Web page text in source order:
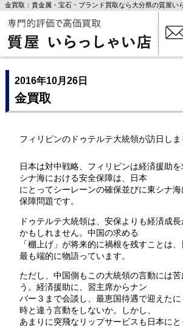
金買取：貴金属・宝石・ブランド買取なら大分県の質屋い
2016年10月26日
金買取
フィリピンのドゥテルテ大統領が訪日しま
日本は対中戦略、フィリピンは経済援助
シナ海における安全保障は、日本
にとってシーレーンの確保並びに東シナ
保障問題です。
ドゥテルテ大統領は、安保よりも経済成
かもしれません。中国の求める
「棚上げ」が将来的に禍根を残すことは
最も端的に物語っています。
ただし、中国側もこの大統領の言動には
う。経済援助に、習主席からナン
バー３まで会談し、最恵国待遇で迎えた
時と違う言動をしないか。しかし、
あまりに突飛なリップサービスも日本にと